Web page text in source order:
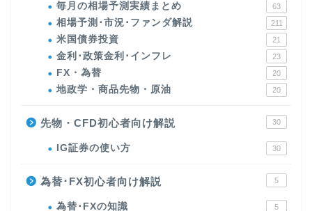
毎月の相場予測実績まとめ 63
相場予測･市況･ファンダ解説 211
米国債券投資 21
金利･政策金利･インフレ 23
FX・為替 20
地政学・商品先物・原油 20
先物・CFD初心者向け解説 30
IG証券の使い方 30
為替･FX初心者向け解説 5
為替･FXの知識 5